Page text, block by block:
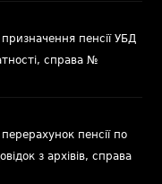
пенсії УБД
справа №
пенсії по
з архівів, справа